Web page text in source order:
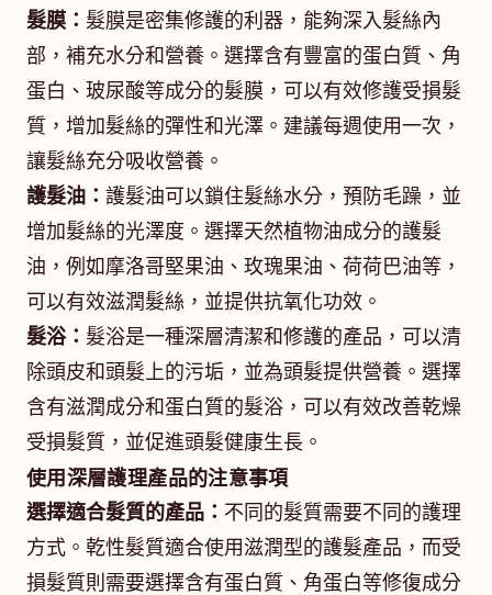
髮膜： 髮膜是密集修護的利器，能夠深入髮絲內
部，補充水分和營養。選擇含有豐富的蛋白質、角
蛋白、玻尿酸等成分的髮膜，可以有效修護受損髮
質，增加髮絲的彈性和光澤。建議每週使用一次，
讓髮絲充分吸收營養。
護髮油： 護髮油可以鎖住髮絲水分，預防毛躁，並
增加髮絲的光澤度。選擇天然植物油成分的護髮
油，例如摩洛哥堅果油、玫瑰果油、荷荷巴油等，
可以有效滋潤髮絲，並提供抗氧化功效。
髮浴： 髮浴是一種深層清潔和修護的產品，可以清
除頭皮和頭髮上的污垢，並為頭髮提供營養。選擇
含有滋潤成分和蛋白質的髮浴，可以有效改善乾燥
受損髮質，並促進頭髮健康生長。
使用深層護理產品的注意事項
選擇適合髮質的產品： 不同的髮質需要不同的護理
方式。乾性髮質適合使用滋潤型的護髮產品，而受
損髮質則需要選擇含有蛋白質、角蛋白等修復成分